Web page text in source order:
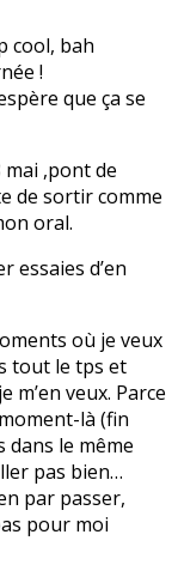
cool, bah
!
que ça se
mai ,pont de
de sortir comme
oral.
essaies d’en
où je veux
tout le tps et
m’en veux. Parce
là (fin
dans le même
pas bien…
par passer,
pour moi